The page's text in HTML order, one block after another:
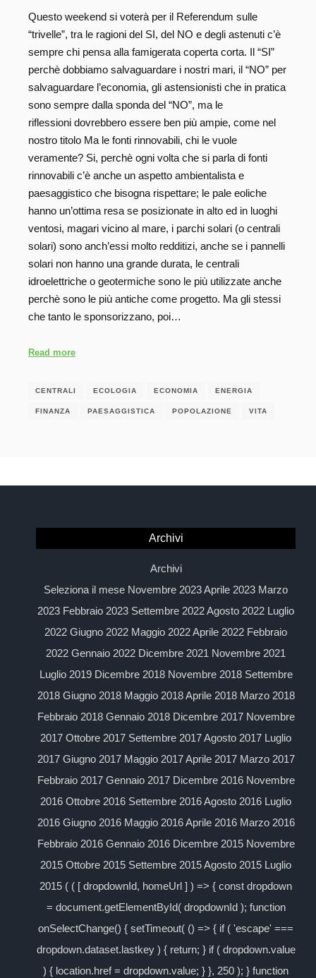
Questo weekend si voterà per il Referendum sulle
“trivelle”, tra le ragioni del SI, del NO e degli astenuti c’è
sempre chi pensa alla famigerata coperta corta. Il “SI”
perchè dobbiamo salvaguardare i nostri mari, il “NO” per
salvaguardare l’economia, gli astensionisti che in pratica
sono sempre dalla sponda del “NO”, ma le
riflessioni dovrebbero essere ben più ampie, come nel
nostro titolo Ma le fonti rinnovabili, chi le vuole
veramente? Si, perchè ogni volta che si parla di fonti
rinnovabili c’è anche un aspetto ambientalista e
paesaggistico che bisogna rispettare; le pale eoliche
hanno un’ottima resa se posizionate in alto ed in luoghi
ventosi, magari vicino al mare, i parchi solari (o centrali
solari) sono anch’essi molto redditizi, anche se i pannelli
solari non hanno una grande durata, le centrali
idroelettriche o geotermiche sono le più utilizzate anche
perchè sono le più antiche come progetto. Ma gli stessi
che tanto le sponsorizzano, poi…
Read more
CENTRALI ECOLOGIA ECONOMIA ENERGIA
FINANZA PAESAGGISTICA POPOLAZIONE VITA
Archivi
Archivi
Seleziona il mese Novembre 2023 Aprile 2023 Marzo
2023 Febbraio 2023 Settembre 2022 Agosto 2022 Luglio
2022 Giugno 2022 Maggio 2022 Aprile 2022 Febbraio
2022 Gennaio 2022 Dicembre 2021 Novembre 2021
Luglio 2019 Dicembre 2018 Novembre 2018 Settembre
2018 Giugno 2018 Maggio 2018 Aprile 2018 Marzo 2018
Febbraio 2018 Gennaio 2018 Dicembre 2017 Novembre
2017 Ottobre 2017 Settembre 2017 Agosto 2017 Luglio
2017 Giugno 2017 Maggio 2017 Aprile 2017 Marzo 2017
Febbraio 2017 Gennaio 2017 Dicembre 2016 Novembre
2016 Ottobre 2016 Settembre 2016 Agosto 2016 Luglio
2016 Giugno 2016 Maggio 2016 Aprile 2016 Marzo 2016
Febbraio 2016 Gennaio 2016 Dicembre 2015 Novembre
2015 Ottobre 2015 Settembre 2015 Agosto 2015 Luglio
2015 ( ( [ dropdownId, homeUrl ] ) => { const dropdown
= document.getElementById( dropdownId ); function
onSelectChange() { setTimeout( () => { if ( 'escape' ===
dropdown.dataset.lastkey ) { return; } if ( dropdown.value
) { location.href = dropdown.value; } }, 250 ); } function